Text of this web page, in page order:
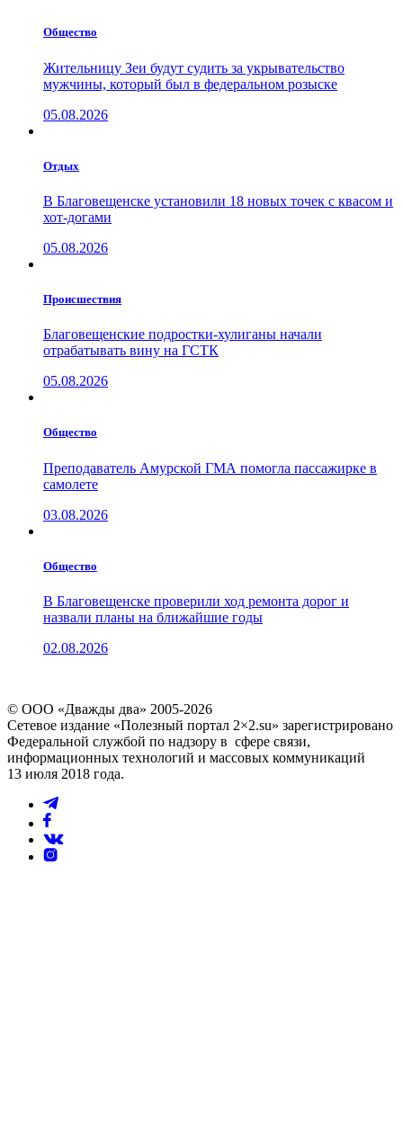
Общество
Жительницу Зеи будут судить за укрывательство
мужчины, который был в федеральном розыске
05.08.2026
Отдых
В Благовещенске установили 18 новых точек с квасом и
хот-догами
05.08.2026
Проиcшествия
Благовещенские подростки-хулиганы начали
отрабатывать вину на ГСТК
05.08.2026
Общество
Преподаватель Амурской ГМА помогла пассажирке в
самолете
03.08.2026
Общество
В Благовещенске проверили ход ремонта дорог и
назвали планы на ближайшие годы
02.08.2026
© ООО «Дважды два» 2005-2026
Сетевое издание «Полезный портал 2×2.su» зарегистрировано
Федеральной службой по надзору в сфере связи,
информационных технологий и массовых коммуникаций
13 июля 2018 года.